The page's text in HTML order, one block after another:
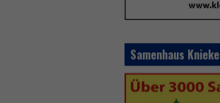
Samenhaus Knieke